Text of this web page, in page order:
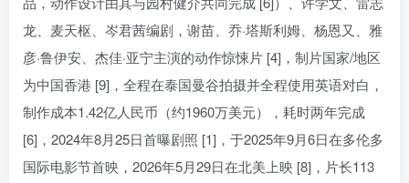
龙、麦天枢、岑君茜编剧，谢苗、乔·塔斯利姆、杨恩又、雅
彦·鲁伊安、杰佳·亚宁主演的动作惊悚片 [4]，制片国家/地区
为中国香港 [9]，全程在泰国曼谷拍摄并全程使用英语对白，
制作成本1.42亿人民币（约1960万美元），耗时两年完成
[6]，2024年8月25日首曝剧照 [1]，于2025年9月6日在多伦多
国际电影节首映，2026年5月29日在北美上映 [8]，片长113